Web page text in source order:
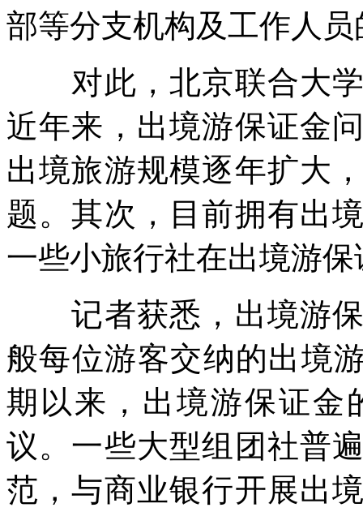
部等分支机构及工作人
对此，北京联合大学
近年来，出境游保证金
出境旅游规模逐年扩大
题。其次，目前拥有出
一些小旅行社在出境游
记者获悉，出境游保
般每位游客交纳的出境
期以来，出境游保证金
议。一些大型组团社普
范，与商业银行开展出